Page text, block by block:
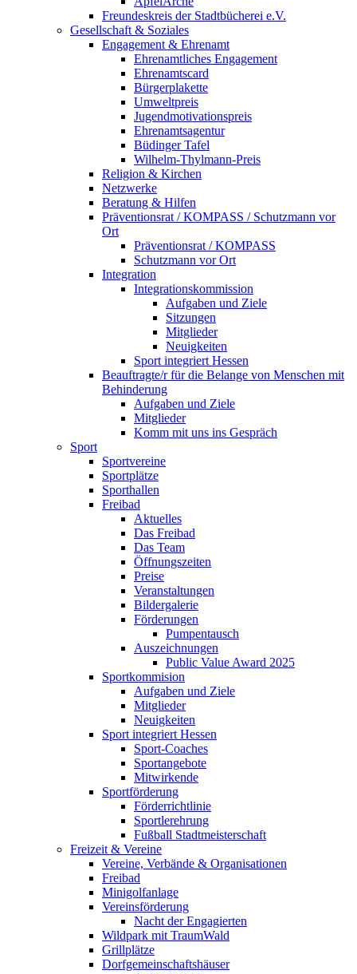
Freundeskreis der Stadtbücherei e.V.
Gesellschaft & Soziales
Engagement & Ehrenamt
Ehrenamtliches Engagement
Ehrenamtscard
Bürgerplakette
Umweltpreis
Jugendmotivationspreis
Ehrenamtsagentur
Büdinger Tafel
Wilhelm-Thylmann-Preis
Religion & Kirchen
Netzwerke
Beratung & Hilfen
Präventionsrat / KOMPASS / Schutzmann vor
Ort
Präventionsrat / KOMPASS
Schutzmann vor Ort
Integration
Integrationskommission
Aufgaben und Ziele
Sitzungen
Mitglieder
Neuigkeiten
Sport integriert Hessen
Beauftragte/r für die Belange von Menschen mit
Behinderung
Aufgaben und Ziele
Mitglieder
Komm mit uns ins Gespräch
Sport
Sportvereine
Sportplätze
Sporthallen
Freibad
Aktuelles
Das Freibad
Das Team
Öffnungszeiten
Preise
Veranstaltungen
Bildergalerie
Förderungen
Pumpentausch
Auszeichnungen
Public Value Award 2025
Sportkommision
Aufgaben und Ziele
Mitglieder
Neuigkeiten
Sport integriert Hessen
Sport-Coaches
Sportangebote
Mitwirkende
Sportförderung
Förderrichtlinie
Sportlerehrung
Fußball Stadtmeisterschaft
Freizeit & Vereine
Vereine, Verbände & Organisationen
Freibad
Minigolfanlage
Vereinsförderung
Nacht der Engagierten
Wildpark mit TraumWald
Grillplätze
Dorfgemeinschaftshäuser